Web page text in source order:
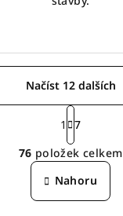
O
v
l
á
Načíst 12 dalších
S
t
r
á
n
k
o
1
7
76 položek celkem
Nahoru